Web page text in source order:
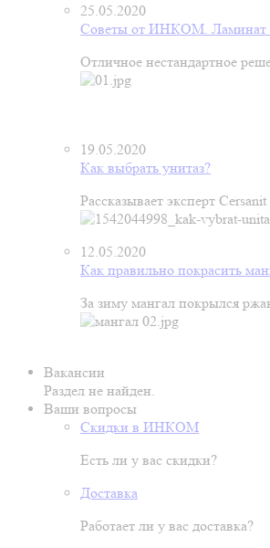
25.05.2020
Советы от ИНКОМ. Ламинат
Отличное нестандартное
19.05.2020
Как выбрать унитаз?
Рассказывает эксперт
12.05.2020
Как правильно покрасить
За зиму мангал покрылся
Вакансии
Раздел не найден.
Ваши вопросы
Скидки в ИНКОМ
Есть ли у вас скидки?
Доставка
Работает ли у вас доставка?